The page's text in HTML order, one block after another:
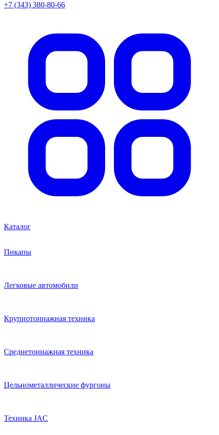
+7 (343) 380-80-66
Каталог
Пикапы
Легковые автомобили
Крупнотоннажная техника
Среднетоннажная техника
Цельнометаллические фургоны
Техника JAC